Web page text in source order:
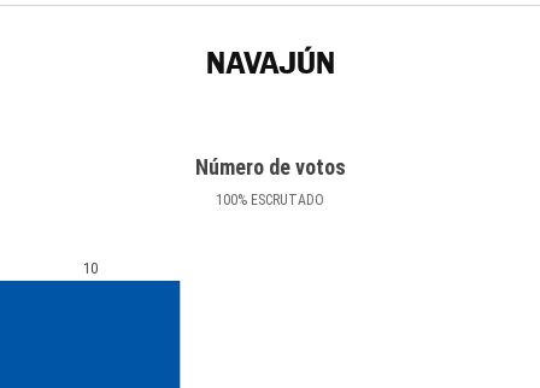
NAVAJÚN
Número de votos
100% ESCRUTADO
10